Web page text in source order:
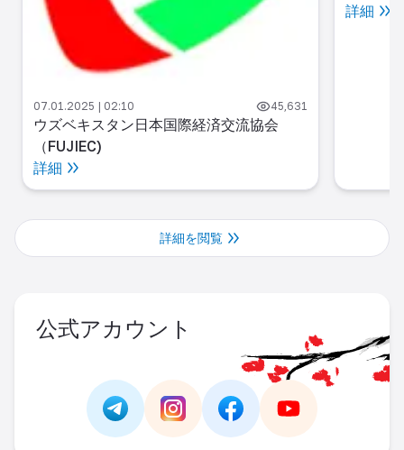
07.01.2025 | 02:10 45,631
ウズベキスタン日本国際経済交流協会
（FUJIEC)
詳細
詳細
詳細を閲覧
公式アカウント
Link - https://t.me/https://
Link -